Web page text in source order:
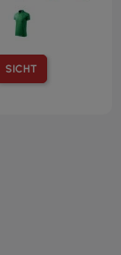
SICHT